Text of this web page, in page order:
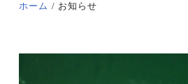
ホーム お知らせ